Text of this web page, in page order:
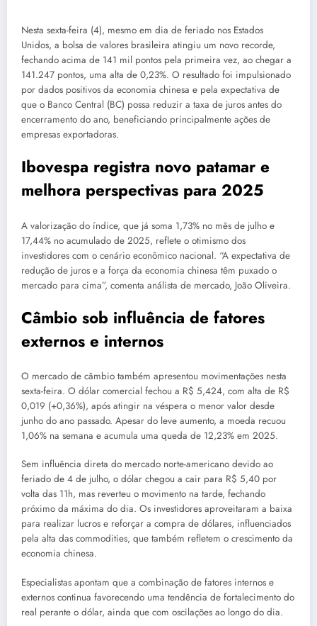
Nesta sexta-feira (4), mesmo em dia de feriado nos Estados
Unidos, a bolsa de valores brasileira atingiu um novo recorde,
fechando acima de 141 mil pontos pela primeira vez, ao chegar a
141.247 pontos, uma alta de 0,23%. O resultado foi impulsionado
por dados positivos da economia chinesa e pela expectativa de
que o Banco Central (BC) possa reduzir a taxa de juros antes do
encerramento do ano, beneficiando principalmente ações de
empresas exportadoras.
Ibovespa registra novo patamar e
melhora perspectivas para 2025
A valorização do índice, que já soma 1,73% no mês de julho e
17,44% no acumulado de 2025, reflete o otimismo dos
investidores com o cenário econômico nacional. “A expectativa de
redução de juros e a força da economia chinesa têm puxado o
mercado para cima”, comenta análista de mercado, João Oliveira.
Câmbio sob influência de fatores
externos e internos
O mercado de câmbio também apresentou movimentações nesta
sexta-feira. O dólar comercial fechou a R$ 5,424, com alta de R$
0,019 (+0,36%), após atingir na véspera o menor valor desde
junho do ano passado. Apesar do leve aumento, a moeda recuou
1,06% na semana e acumula uma queda de 12,23% em 2025.
Sem influência direta do mercado norte-americano devido ao
feriado de 4 de julho, o dólar chegou a cair para R$ 5,40 por
volta das 11h, mas reverteu o movimento na tarde, fechando
próximo da máxima do dia. Os investidores aproveitaram a baixa
para realizar lucros e reforçar a compra de dólares, influenciados
pela alta das commodities, que também refletem o crescimento da
economia chinesa.
Especialistas apontam que a combinação de fatores internos e
externos continua favorecendo uma tendência de fortalecimento do
real perante o dólar, ainda que com oscilações ao longo do dia.